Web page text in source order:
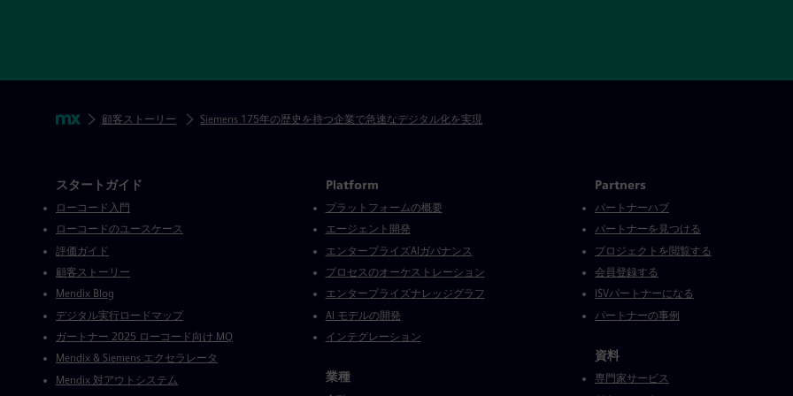
パン粉 Mendix顧客ストーリー Siemens 175年の歴史を持つ企業で急速なデジタル化を実現
Mendix ディレクトリ
スタートガイド
ローコード入門
ローコードのユースケース
評価ガイド
顧客ストーリー
Mendix Blog
デジタル実行ロードマップ
ガートナー 2025 ローコード向け MQ
Mendix & Siemens エクセラレータ
Mendix 対アウトシステム
Platform
プラットフォームの概要
エージェント開発
エンタープライズAIガバナンス
プロセスのオーケストレーション
エンタープライズナレッジグラフ
AI モデルの開発
インテグレーション
業種
Partners
パートナーハブ
パートナーを見つける
プロジェクトを閲覧する
会員登録する
ISVパートナーになる
パートナーの事例
資料
専門家サービス